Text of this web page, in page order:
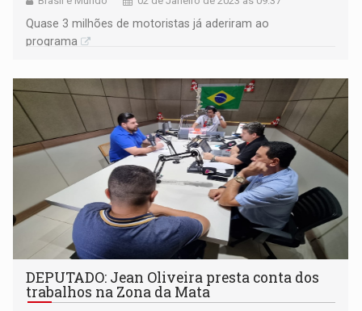
Quase 3 milhões de motoristas já aderiram ao
programa
DEPUTADO: Jean Oliveira presta conta dos
trabalhos na Zona da Mata